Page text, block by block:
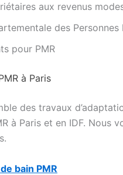
aux revenus
des Personnes
pour PMR
à Paris
des travaux
à Paris et en IDF. Nous
bain PMR